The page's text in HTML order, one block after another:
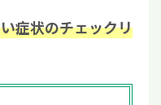
症状のチェックリ